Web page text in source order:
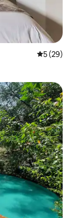
औसत रेटिंग
5 (29)